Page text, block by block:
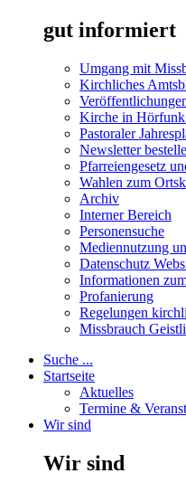
gut informiert
Umgang mit
Kirchliches
Kirche in Hörfunk
Pastoraler
Newsletter
Pfarreiengesetz
Wahlen zum
Archiv
Interner Bereich
Personensuche
Mediennutzung
Datenschutz
Informationen
Profanierung
Regelungen
Missbrauch
Suche ...
Startseite
Aktuelles
Termine &
Wir sind
Wir sind